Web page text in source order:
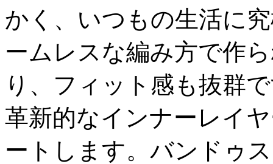
かく、いつもの生活に
ームレスな編み方で作
り、フィット感も抜群
革新的なインナーレイ
ートします。バンドゥ